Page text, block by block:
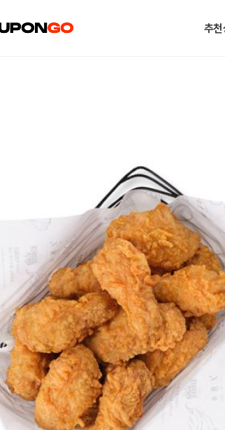
추